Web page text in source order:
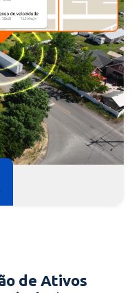
de Ativos